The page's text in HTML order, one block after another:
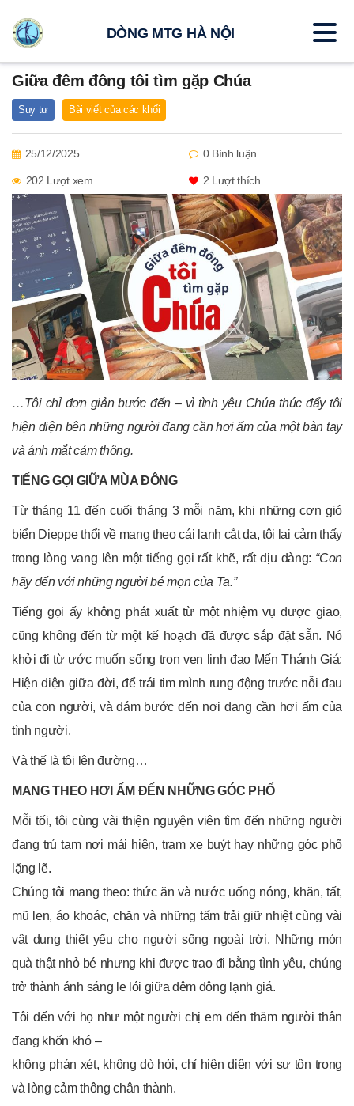
Giữa đêm đông tôi tìm gặp Chúa
Suy tư Bài viết của các khối
25/12/2025 0 Bình luận
202 Lượt xem 2 Lượt thích
…Tôi chỉ đơn giản bước đến –vì tình yêu Chúa thúc đẩy tôi
hiện diện bên những người đang cần hơi ấm của một bàn tay
và ánh mắt cảm thông.
TIẾNG GỌI GIỮA MÙA ĐÔNG
Từ tháng 11 đến cuối tháng 3 mỗi năm, khi những cơn gió
biển Dieppe thổi về mang theo cái lạnh cắt da, tôi lại cảm thấy
trong lòng vang lên một tiếng gọi rất khẽ, rất dịu dàng: “Con
hãy đến với những người bé mọn của Ta.”
Tiếng gọi ấy không phát xuất từ một nhiệm vụ được giao,
cũng không đến từ một kế hoạch đã được sắp đặt sẵn. Nó
khởi đi từ ước muốn sống trọn vẹn linh đạo Mến Thánh Giá:
Hiện diện giữa đời, để trái tim mình rung động trước nỗi đau
của con người, và dám bước đến nơi đang cần hơi ấm của
tình người.
Và thế là tôi lên đường…
MANG THEO HƠI ẤM ĐẾN NHỮNG GÓC PHỐ
Mỗi tối, tôi cùng vài thiện nguyện viên tìm đến những người
đang trú tạm nơi mái hiên, trạm xe buýt hay những góc phố
lặng lẽ.
Chúng tôi mang theo: thức ăn và nước uống nóng, khăn, tất,
mũ len, áo khoác, chăn và những tấm trải giữ nhiệt cùng vài
vật dụng thiết yếu cho người sống ngoài trời. Những món
quà thật nhỏ bé nhưng khi được trao đi bằng tình yêu, chúng
trở thành ánh sáng le lói giữa đêm đông lạnh giá.
Tôi đến với họ như một người chị em đến thăm người thân
đang khốn khó –
không phán xét, không dò hỏi, chỉ hiện diện với sự tôn trọng
và lòng cảm thông chân thành.
DÒNG MTG HÀ NỘI